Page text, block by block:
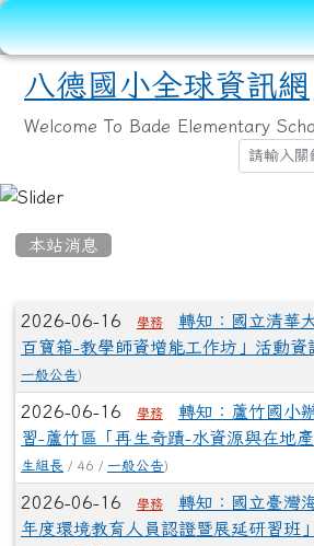
八德國小全球資訊網
Welcome To Bade Elementary
本站消息
文章列表
2026-06-16 學務
轉知：國立清華
百寶箱-教學師資增能工作坊」活動資
一般公告)
2026-06-16 學務
轉知：蘆竹國小
習-蘆竹區「再生奇蹟-水資源與在地產
生組長 / 46 / 一般公告)
2026-06-16 學務
轉知：國立臺灣
年度環境教育人員認證暨展延研習班